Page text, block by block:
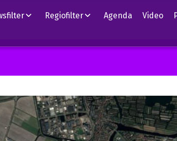
Regiofilter Agenda Video